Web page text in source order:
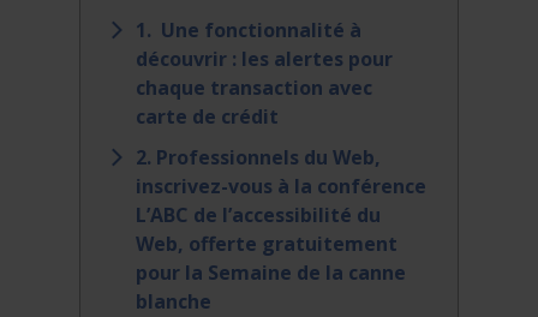
1. Une fonctionnalité à
découvrir : les alertes pour
chaque transaction avec
carte de crédit
2. Professionnels du Web,
inscrivez-vous à la conférence
L’ABC de l’accessibilité du
Web, offerte gratuitement
pour la Semaine de la canne
blanche